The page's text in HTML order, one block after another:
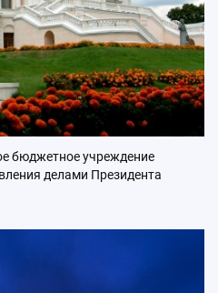
бюджетное учреждение
делами Президента